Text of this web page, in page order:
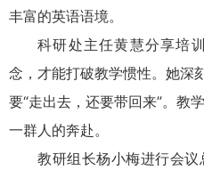
丰富的英语语境。
科研处主任黄慧分享培
念，才能打破教学惯性。她深
要“走出去，还要带回来”。教
一群人的奔赴。
教研组长杨小梅进行会